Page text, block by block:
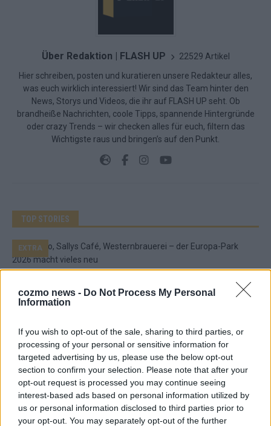
cozmo news - Do Not Process My Personal
Information
If you wish to opt-out of the sale, sharing to third parties, or
processing of your personal or sensitive information for
targeted advertising by us, please use the below opt-out
section to confirm your selection. Please note that after your
opt-out request is processed you may continue seeing
interest-based ads based on personal information utilized by
us or personal information disclosed to third parties prior to
your opt-out. You may separately opt-out of the further
Über Redaktion | FLASH UP 22529 Artikel
Hier schreiben, posten und kuratieren unsere Redakteur alles,
was euch wirklich interessiert! Wir sind das Team hinter den
News, Storys und Videos, die ihr auf FLASH UP seht. Ob
brandheiße Nachrichten, coole Tipps, spannende Hintergründe
oder crazy Trends – wir checken alles für euch, filtern das
Wichtigste raus und bringen’s auf den Punkt.
TOP STORIES
Europa-Park 2026 macht vieles neu
EXTRA
DARA gewinnt verdient, Israel beunruhigend –
unser Kommentar zum ESC 2026
KOMMENTAR
Mai 2026